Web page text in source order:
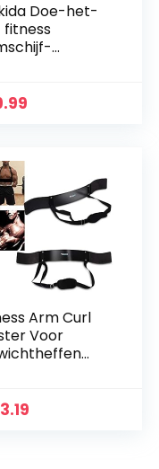
Doe-het-
fitness
1,8 m
Arm Curl
Voor